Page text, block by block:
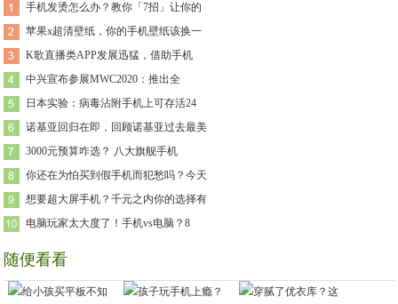
手机发烫怎么办？教你「7招」让你的
苹果x超清壁纸，你的手机壁纸该换一
K歌直播类APP发展迅猛，借助手机
中兴宣布参展MWC2020：推出全
日本实验：病毒沾附手机上可存活24
诺基亚回归在即，回顾诺基亚过去最美
3000元预算咋选？ 八大旗舰手机
你还在为怕买到假手机而犯愁吗？今天
想要超大屏手机？千元之内你的选择有
电脑玩家太大度了！手机vs电脑？8
随便看看